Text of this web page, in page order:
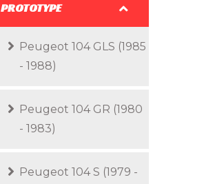
PROTOTYPE
Peugeot 104 GLS (1985
- 1988)
Peugeot 104 GR (1980
- 1983)
Peugeot 104 S (1979 -